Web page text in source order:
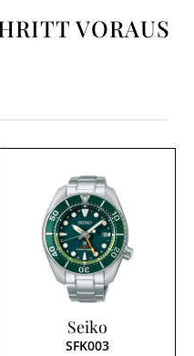
VORAUS
Seiko
SFK003